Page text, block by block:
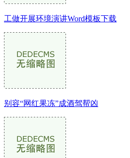
工做开展环境演讲Word模板下载
别容“网红果冻”成酒驾帮凶